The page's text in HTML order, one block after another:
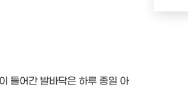
들어간 발바닥은 하루 종일 아